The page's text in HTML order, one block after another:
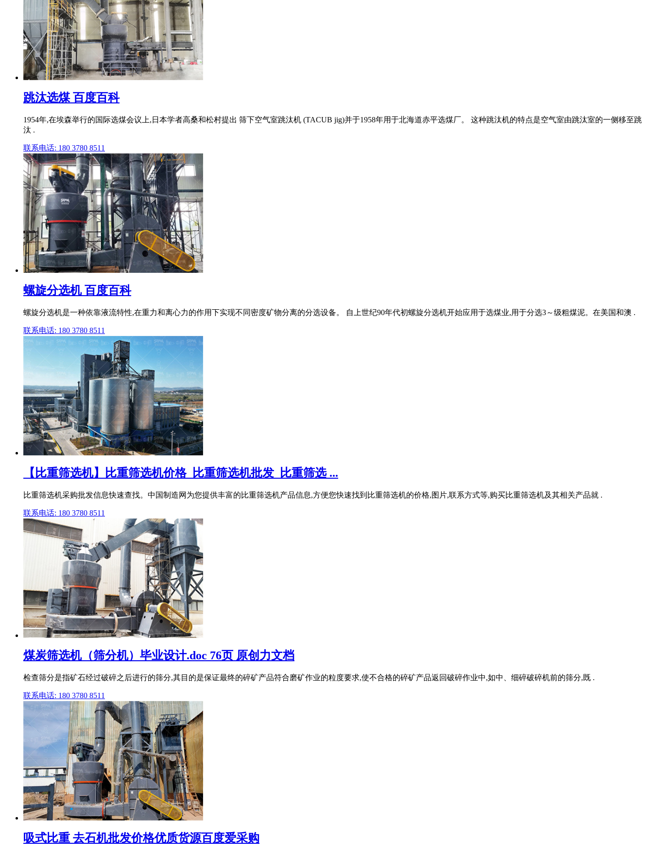
跳汰选煤 百度百科
1954年,在埃森举行的国际选煤会议上,日本学者高桑和松村提出 筛下空气室跳汰机 (TACUB jig)并于1958年用于北海道赤平选煤厂。 这种跳汰机的特点是空气室由跳汰室的一侧移至跳
汰 .
联系电话: 180 3780 8511
螺旋分选机 百度百科
螺旋分选机是一种依靠液流特性,在重力和离心力的作用下实现不同密度矿物分离的分选设备。 自上世纪90年代初螺旋分选机开始应用于选煤业,用于分选3～级粗煤泥。在美国和澳 .
联系电话: 180 3780 8511
【比重筛选机】比重筛选机价格_比重筛选机批发_比重筛选 ...
比重筛选机采购批发信息快速查找。中国制造网为您提供丰富的比重筛选机产品信息,方便您快速找到比重筛选机的价格,图片,联系方式等,购买比重筛选机及其相关产品就 .
联系电话: 180 3780 8511
煤炭筛选机（筛分机）毕业设计.doc 76页 原创力文档
检查筛分是指矿石经过破碎之后进行的筛分,其目的是保证最终的碎矿产品符合磨矿作业的粒度要求,使不合格的碎矿产品返回破碎作业中,如中、细碎破碎机前的筛分,既 .
联系电话: 180 3780 8511
吸式比重 去石机批发价格优质货源百度爱采购